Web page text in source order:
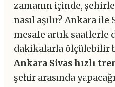
zamanın içinde,
nasıl aşılır? Ankara ile
mesafe artık saatlerle
dakikalarla ölçülebilir
Ankara Sivas hızlı
şehir arasında